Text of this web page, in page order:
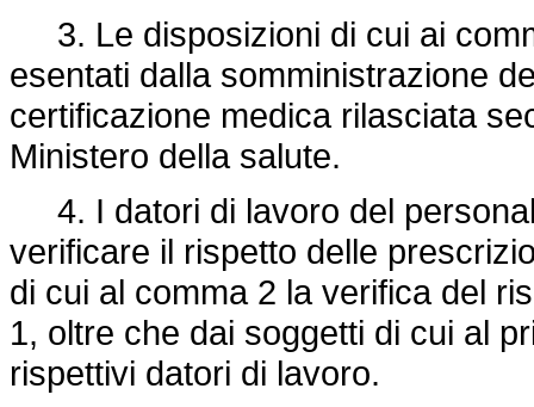
3. Le disposizioni di cui ai
esentati dalla somministrazione
certificazione medica rilasciata
Ministero della salute.
4. I datori di lavoro del
verificare il rispetto delle
di cui al comma 2 la verifica del
1, oltre che dai soggetti di cui al
rispettivi datori di lavoro.